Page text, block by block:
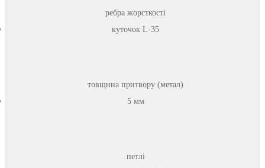
ребра жорсткості
куточок L-35
товщина притвору (метал)
5 мм
петлі